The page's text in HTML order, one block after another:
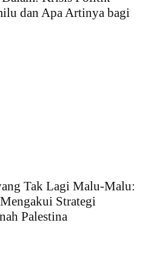
dan Apa Artinya bagi
Tak Lagi Malu-Malu:
Strategi
Palestina